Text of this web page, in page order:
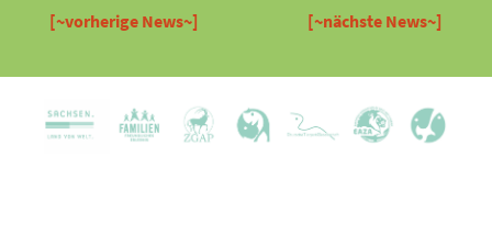
[~vorherige News~] [~nächste News~]